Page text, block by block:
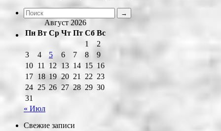
Август 2026
Пн Вт Ср Чт Пт Сб Вс
1
2
3
4 5 6 7 8
9
10 11 12 13 14 15 16
17 18 19 20 21 22 23
24 25 26 27 28 29 30
31
« Июл
Свежие записи